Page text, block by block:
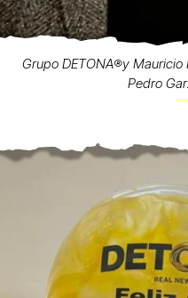
Grupo DETONA®️y
Pedro